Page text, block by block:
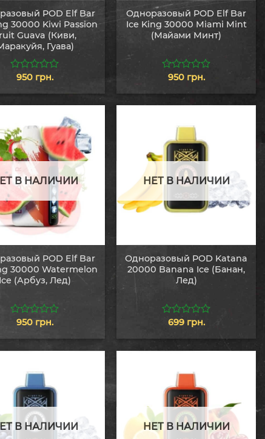
POD Elf Bar
30000 Kiwi Passion
Guava (Киви,
Гуава)
950 грн.
Одноразовый POD Elf Bar
Ice King 30000 Miami Mint
(Майами Минт)
950 грн.
В НАЛИЧИИ
POD Elf Bar
30000 Watermelon
Ice (Арбуз, Лед)
950 грн.
НЕТ В НАЛИЧИИ
Одноразовый POD Katana
20000 Banana Ice (Банан,
Лед)
699 грн.
В НАЛИЧИИ НЕТ В НАЛИЧИИ